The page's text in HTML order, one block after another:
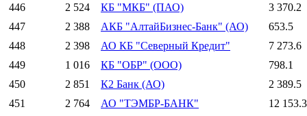
446
2 524 КБ "МКБ" (ПАО)
3 370.2
447
2 388 АКБ "АлтайБизнес-Банк" (АО)
653.5
448
2 398 АО КБ "Северный Кредит"
7 273.6
449
1 016 КБ "ОБР" (ООО)
798.1
450
2 851 К2 Банк (АО)
2 389.5
451
2 764 АО "ТЭМБР-БАНК"
12 153.3